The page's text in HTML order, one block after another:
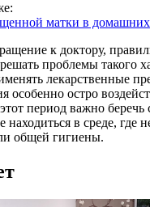
матки в домашних
к доктору,
проблемы такого
лекарственные
особенно остро
период важно беречь
в среде, где
общей гигиены.